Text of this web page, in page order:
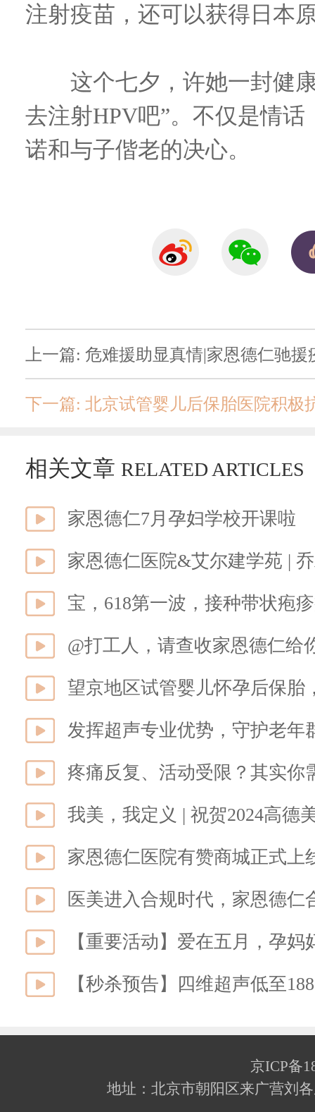
注射疫苗，还可以获得日本
这个七夕，许她一封健康
去注射HPV吧”。不仅是情
诺和与子偕老的决心。
上一篇: 危难援助显真情|家恩德仁驰
下一篇: 北京试管婴儿后保胎医院积极
相关文章 RELATED ARTICLES
家恩德仁7月孕妇学校开课啦
家恩德仁医院&艾尔建学苑 |
@打工人，请查收家恩德仁给
望京地区试管婴儿怀孕后保胎
疼痛反复、活动受限？其实你
家恩德仁医院有赞商城正式上
医美进入合规时代，家恩德
【重要活动】爱在五月，孕
【秒杀预告】四维超声低至
京ICP备
地址：北京市朝阳区来广营刘